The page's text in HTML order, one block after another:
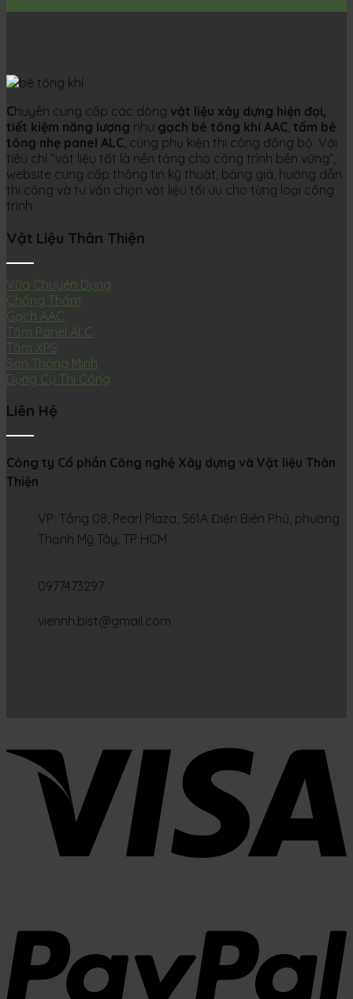
Chuyên cung cấp các dòng vật liệu xây dựng hiện đại,
tiết kiệm năng lượng như gạch bê tông khí AAC, tấm bê
tông nhẹ panel ALC, cùng phụ kiện thi công đồng bộ. Với
tiêu chí “vật liệu tốt là nền tảng cho công trình bền vững”,
website cung cấp thông tin kỹ thuật, bảng giá, hướng dẫn
thi công và tư vấn chọn vật liệu tối ưu cho từng loại công
trình.
Vật Liệu Thân Thiện
Vữa Chuyên Dụng
Chống Thấm
Gạch AAC
Tấm Panel ALC
Tấm XPS
Sơn Thông Minh
Dụng Cụ Thi Công
Liên Hệ
Công ty Cổ phần Công nghệ Xây dựng và Vật liệu Thân
Thiện
VP: Tầng 08, Pearl Plaza, 561A Điện Biên Phủ, phường
Thạnh Mỹ Tây, TP HCM
0977473297
viennh.bist@gmail.com